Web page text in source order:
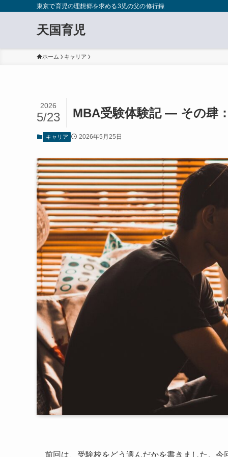
東京で育児の理想郷を求める3児の父の修行録
天国育児
ホーム キャリア
MBA受験体験記 — その肆
2026
5/23
キャリア 2026年5月25日
前回は、受験校をどう選んだかを書きました。